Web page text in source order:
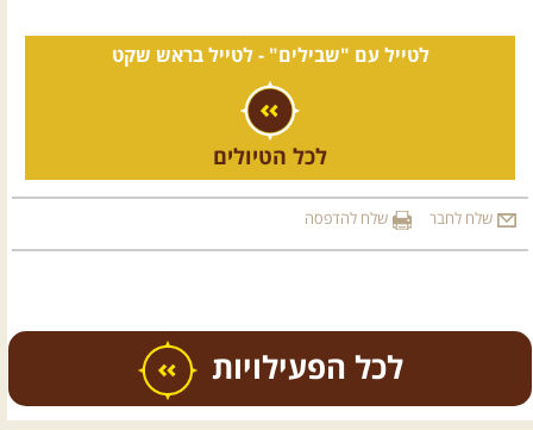
לטייל עם "שבילים" -לטייל בראש שקט
לכל הטיולים
שלח לחבר שלח להדפסה
כל הפעילויות